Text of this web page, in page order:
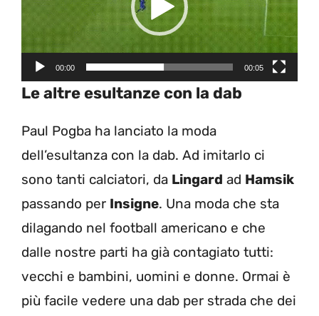
00:00 00:05
Le altre esultanze con la dab
Paul Pogba ha lanciato la moda
dell’esultanza con la dab. Ad imitarlo ci
sono tanti calciatori, da Lingard ad Hamsik
passando per Insigne. Una moda che sta
dilagando nel football americano e che
dalle nostre parti ha già contagiato tutti:
vecchi e bambini, uomini e donne. Ormai è
più facile vedere una dab per strada che dei